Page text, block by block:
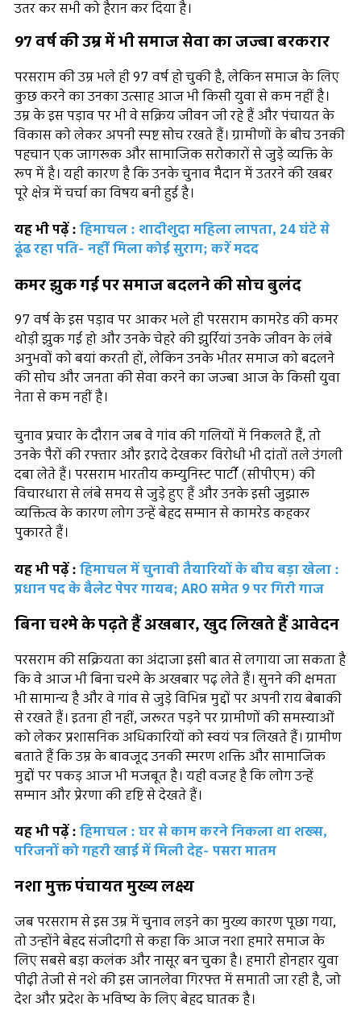
उतर कर सभी को हैरान कर दिया है।
97 वर्ष की उम्र में भी समाज सेवा का जज्बा बरकरार
परसराम की उम्र भले ही 97 वर्ष हो चुकी है, लेकिन समाज के लिए
कुछ करने का उनका उत्साह आज भी किसी युवा से कम नहीं है।
उम्र के इस पड़ाव पर भी वे सक्रिय जीवन जी रहे हैं और पंचायत के
विकास को लेकर अपनी स्पष्ट सोच रखते हैं। ग्रामीणों के बीच उनकी
पहचान एक जागरूक और सामाजिक सरोकारों से जुड़े व्यक्ति के
रूप में है। यही कारण है कि उनके चुनाव मैदान में उतरने की खबर
पूरे क्षेत्र में चर्चा का विषय बनी हुई है।
यह भी पढ़ें : हिमाचल : शादीशुदा महिला लापता, 24 घंटे से
ढूंढ रहा पति- नहीं मिला कोई सुराग; करें मदद
कमर झुक गई पर समाज बदलने की सोच बुलंद
97 वर्ष के इस पड़ाव पर आकर भले ही परसराम कामरेड की कमर
थोड़ी झुक गई हो और उनके चेहरे की झुर्रियां उनके जीवन के लंबे
अनुभवों को बयां करती हों, लेकिन उनके भीतर समाज को बदलने
की सोच और जनता की सेवा करने का जज्बा आज के किसी युवा
नेता से कम नहीं है।
चुनाव प्रचार के दौरान जब वे गांव की गलियों में निकलते हैं, तो
उनके पैरों की रफ्तार और इरादे देखकर विरोधी भी दांतों तले उंगली
दबा लेते हैं। परसराम भारतीय कम्युनिस्ट पार्टी (सीपीएम) की
विचारधारा से लंबे समय से जुड़े हुए हैं और उनके इसी जुझारू
व्यक्तित्व के कारण लोग उन्हें बेहद सम्मान से कामरेड कहकर
पुकारते हैं।
यह भी पढ़ें : हिमाचल में चुनावी तैयारियों के बीच बड़ा खेला :
प्रधान पद के बैलेट पेपर गायब; ARO समेत 9 पर गिरी गाज
बिना चश्मे के पढ़ते हैं अखबार, खुद लिखते हैं आवेदन
परसराम की सक्रियता का अंदाजा इसी बात से लगाया जा सकता है
कि वे आज भी बिना चश्मे के अखबार पढ़ लेते हैं। सुनने की क्षमता
भी सामान्य है और वे गांव से जुड़े विभिन्न मुद्दों पर अपनी राय बेबाकी
से रखते हैं। इतना ही नहीं, जरूरत पड़ने पर ग्रामीणों की समस्याओं
को लेकर प्रशासनिक अधिकारियों को स्वयं पत्र लिखते हैं। ग्रामीण
बताते हैं कि उम्र के बावजूद उनकी स्मरण शक्ति और सामाजिक
मुद्दों पर पकड़ आज भी मजबूत है। यही वजह है कि लोग उन्हें
सम्मान और प्रेरणा की दृष्टि से देखते हैं।
यह भी पढ़ें : हिमाचल : घर से काम करने निकला था शख्स,
परिजनों को गहरी खाई में मिली देह- पसरा मातम
नशा मुक्त पंचायत मुख्य लक्ष्य
जब परसराम से इस उम्र में चुनाव लड़ने का मुख्य कारण पूछा गया,
तो उन्होंने बेहद संजीदगी से कहा कि आज नशा हमारे समाज के
लिए सबसे बड़ा कलंक और नासूर बन चुका है। हमारी होनहार युवा
पीढ़ी तेजी से नशे की इस जानलेवा गिरफ्त में समाती जा रही है, जो
देश और प्रदेश के भविष्य के लिए बेहद घातक है।